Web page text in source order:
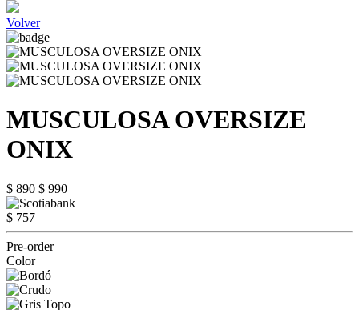
Volver
MUSCULOSA OVERSIZE
ONIX
$ 890 $ 990
$ 757
Pre-order
Color